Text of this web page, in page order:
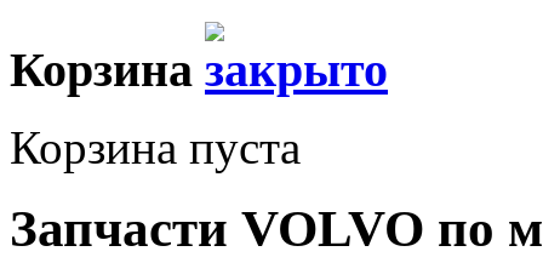
Корзина
Корзина пуста
Запчасти VOLVO по